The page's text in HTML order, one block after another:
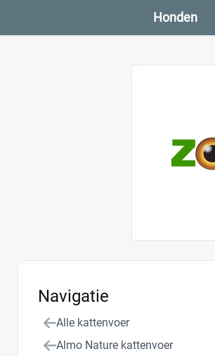
Honden
Navigatie
Alle kattenvoer
Almo Nature kattenvoer